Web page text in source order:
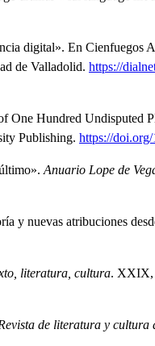
digital». En Cienfuegos
de Valladolid. https://
One Hundred Undisputed
Publishing. https://
. Anuario Lope de
y nuevas atribuciones
literatura, cultura. XXIX,
de literatura y cultura